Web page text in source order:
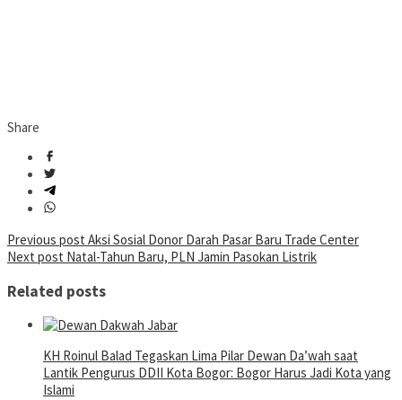
Share
Post
navigation
Previous post Aksi Sosial Donor Darah Pasar Baru Trade Center
Next post Natal-Tahun Baru, PLN Jamin Pasokan Listrik
Related posts
KH Roinul Balad Tegaskan Lima Pilar Dewan Da’wah saat
Lantik Pengurus DDII Kota Bogor: Bogor Harus Jadi Kota yang
Islami